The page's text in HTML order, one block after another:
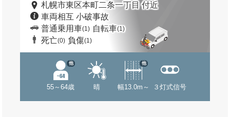
札幌市東区本町二条一丁目 付近
車両相互 小破事故
普通乗用車(1) 自転車(1)
死亡(0) 負傷(1)
55～64歳
他
晴 幅13.0m～
他
３灯式信号